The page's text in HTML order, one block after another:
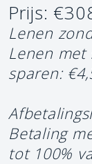
Prijs:
Lenen
Lenen met
sparen:
Betaling
tot 100%